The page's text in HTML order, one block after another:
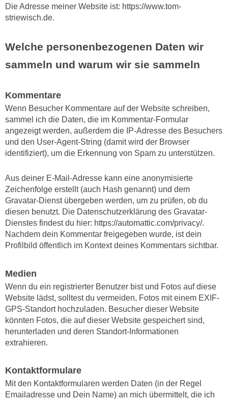
Die Adresse meiner Website ist: https://www.tom-
striewisch.de.
Welche personenbezogenen Daten wir
sammeln und warum wir sie sammeln
Kommentare
Wenn Besucher Kommentare auf der Website schreiben,
sammel ich die Daten, die im Kommentar-Formular
angezeigt werden, außerdem die IP-Adresse des Besuchers
und den User-Agent-String (damit wird der Browser
identifiziert), um die Erkennung von Spam zu unterstützen.
Aus deiner E-Mail-Adresse kann eine anonymisierte
Zeichenfolge erstellt (auch Hash genannt) und dem
Gravatar-Dienst übergeben werden, um zu prüfen, ob du
diesen benutzt. Die Datenschutzerklärung des Gravatar-
Dienstes findest du hier: https://automattic.com/privacy/.
Nachdem dein Kommentar freigegeben wurde, ist dein
Profilbild öffentlich im Kontext deines Kommentars sichtbar.
Medien
Wenn du ein registrierter Benutzer bist und Fotos auf diese
Website lädst, solltest du vermeiden, Fotos mit einem EXIF-
GPS-Standort hochzuladen. Besucher dieser Website
könnten Fotos, die auf dieser Website gespeichert sind,
herunterladen und deren Standort-Informationen
extrahieren.
Kontaktformulare
Mit den Kontaktformularen werden Daten (in der Regel
Emailadresse und Dein Name) an mich übermittelt, die ich